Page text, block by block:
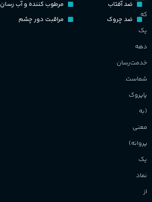
گروه بویایی میوه ای
مناسب برای
آقایان
که
یک
دهه
خدمت‌رسان
شماست.
پاپروک
(به
معنی
پروانه)
یک
نماد
از
ضد آفتاب
ضد چروک
مرطوب کننده و آب رسان
مراقبت دور چشم